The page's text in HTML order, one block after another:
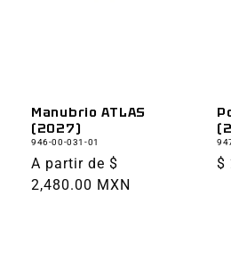
Manubrio ATLAS
(2027)
946-00-031-01
Precio
habitual
A partir de $
2,480.00 MXN
$